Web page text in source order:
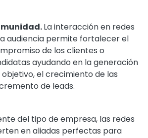
La interacción en redes
audiencia permite fortalecer el
de los clientes o
ayudando en la generación
el crecimiento de las
de leads.
del tipo de empresa, las redes
en aliadas perfectas para